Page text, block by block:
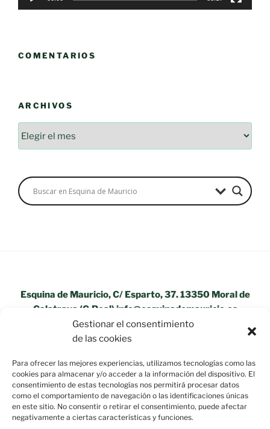
Gestionar el consentimiento
de las cookies
Para ofrecer las mejores experiencias, utilizamos tecnologías como las
cookies para almacenar y/o acceder a la información del dispositivo. El
consentimiento de estas tecnologías nos permitirá procesar datos
como el comportamiento de navegación o las identificaciones únicas
en este sitio. No consentir o retirar el consentimiento, puede afectar
negativamente a ciertas características y funciones.
COMENTARIOS
ARCHIVOS
Esquina de Mauricio, C/ Esparto, 37. 13350 Moral de
Calatrava (C.Real) info@esquinademauricio.es
«Aviso Legal»